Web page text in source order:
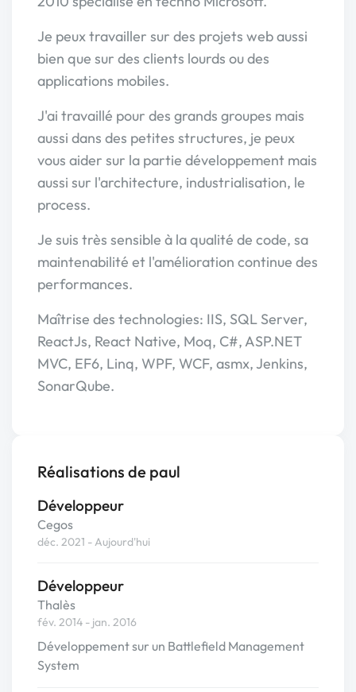
Je peux travailler sur des projets web aussi
bien que sur des clients lourds ou des
applications mobiles.
J'ai travaillé pour des grands groupes mais
aussi dans des petites structures, je peux
vous aider sur la partie développement mais
aussi sur l'architecture, industrialisation, le
process.
Je suis très sensible à la qualité de code, sa
maintenabilité et l'amélioration continue des
performances.
Maîtrise des technologies: IIS, SQL Server,
ReactJs, React Native, Moq, C#, ASP.NET
MVC, EF6, Linq, WPF, WCF, asmx, Jenkins,
SonarQube.
Réalisations de paul
Développeur
Cegos
déc. 2021 - Aujourd'hui
Développeur
Thalès
fév. 2014 - jan. 2016
Développement sur un Battlefield Management
System